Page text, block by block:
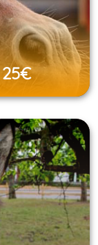
25€